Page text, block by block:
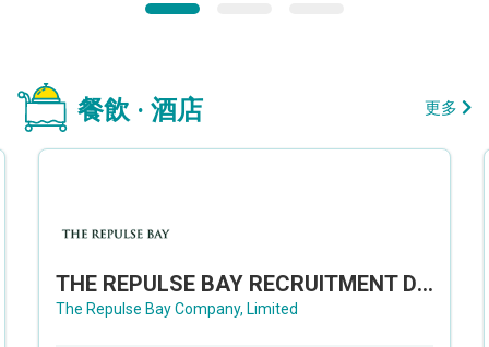
餐飲 · 酒店 更多
THE REPULSE BAY RECRUITMENT DAY 淺水灣影灣園人才招聘會
The Repulse Bay Company, Limited